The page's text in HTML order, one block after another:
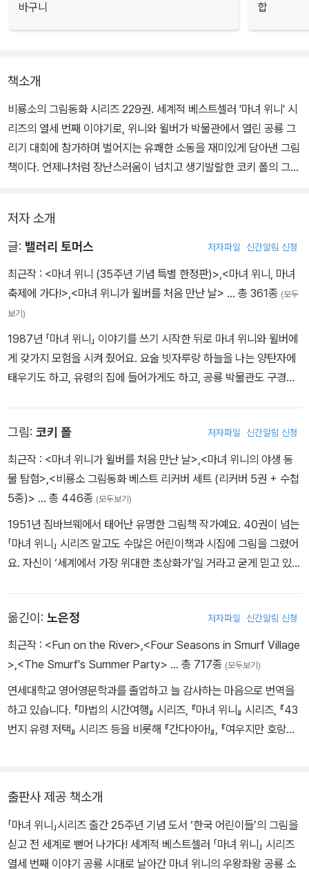
바구니
합
책소개
비룡소의 그림동화 시리즈 229권. 세계적 베스트셀러 '마녀 위니' 시
리즈의 열세 번째 이야기로, 위니와 윌버가 박물관에서 열린 공룡 그
리기 대회에 참가하며 벌어지는 유쾌한 소동을 재미있게 담아낸 그림
책이다. 언제나처럼 장난스러움이 넘치고 생기발랄한 코키 폴의 그림
마녀 위니는 박물관에 놀러 가는 걸 정말 좋아한다. 그러던 어느 날,
박물관에서 '공룡 그리기 대회'가 열리자, 위니는 꼭 일등을 해서 푸짐
어떻게 생겼는지 도무지 알 수가 없었다. 끙끙 고민하던 위니는 뭔가
를 결심하고 요술 지팡이를 휘두르는데….
저자 소개
글: 밸러리 토머스 저자파일 신간알림 신청
최근작 : <마녀 위니 (35주년 기념 특별 한정판)>,<마녀 위니, 마녀
축제에 가다!>,<마녀 위니가 윌버를 처음 만난 날> … 총 361종 (모두
보기)
1987년 「마녀 위니」 이야기를 쓰기 시작한 뒤로 마녀 위니와 윌버에
게 갖가지 모험을 시켜 줬어요. 요술 빗자루랑 하늘을 나는 양탄자에
태우기도 하고, 유령의 집에 들어가게도 하고, 공룡 박물관도 구경시
나라를 많이 돌아다닌답니다.
그림: 코키 폴 저자파일 신간알림 신청
최근작 : <마녀 위니가 윌버를 처음 만난 날>,<마녀 위니의 야생 동
물 탐험>,<비룡소 그림동화 베스트 리커버 세트 (리커버 5권 + 수첩
5종)> … 총 446종 (모두보기)
1951년 짐바브웨에서 태어난 유명한 그림책 작가예요. 40권이 넘는
「마녀 위니」 시리즈 말고도 수많은 어린이책과 시집에 그림을 그렸어
요. 자신이 ‘세계에서 가장 위대한 초상화가’일 거라고 굳게 믿고 있지
리카 공화국식 바비큐인 ‘브라이’를 꾸준히 만들어 먹곤 하지요.
옮긴이: 노은정 저자파일 신간알림 신청
최근작 : <Fun on the River>,<Four Seasons in Smurf Village
>,<The Smurf's Summer Party> … 총 717종 (모두보기)
연세대학교 영어영문학과를 졸업하고 늘 감사하는 마음으로 번역을
하고 있습니다. 『마법의 시간여행』 시리즈, 『마녀 위니』 시리즈, 『43
번지 유령 저택』 시리즈 등을 비롯해 『간다아아!』, 『여우지만 호랑이
출판사 제공 책소개
「마녀 위니」시리즈 출간 25주년 기념 도서 ‘한국 어린이들’의 그림을
싣고 전 세계로 뻗어 나가다! 세계적 베스트셀러 「마녀 위니」 시리즈
열세 번째 이야기 공룡 시대로 날아간 마녀 위니의 우왕좌왕 공룡 소